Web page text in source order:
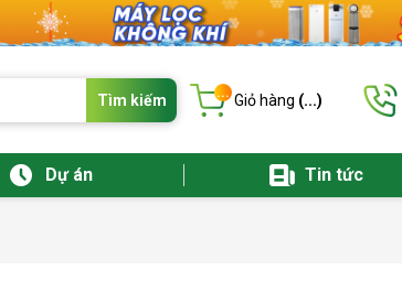
Tìm kiếm ... Giỏ hàng (...)
Dự án Tin tức